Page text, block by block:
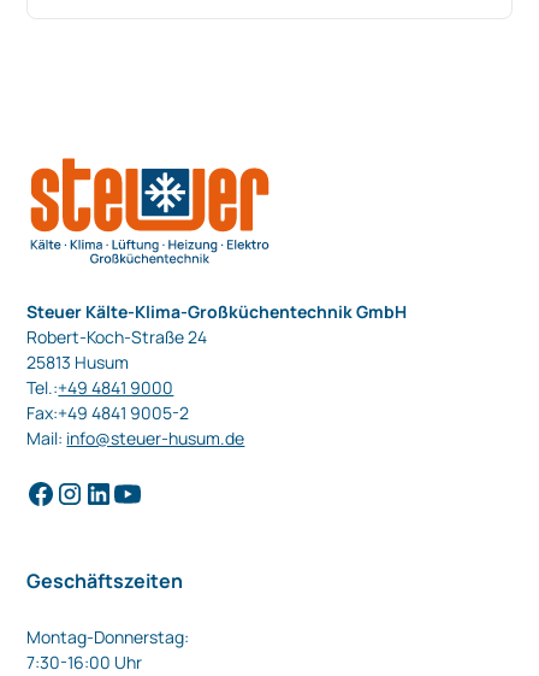
Steuer Kälte-Klima-Großküchentechnik GmbH
Robert-Koch-Straße 24
25813 Husum
Tel.:+49 4841 9000
Fax:+49 4841 9005-2
Mail: info@steuer-husum.de
Geschäftszeiten
Montag-Donnerstag:
7:30-16:00 Uhr